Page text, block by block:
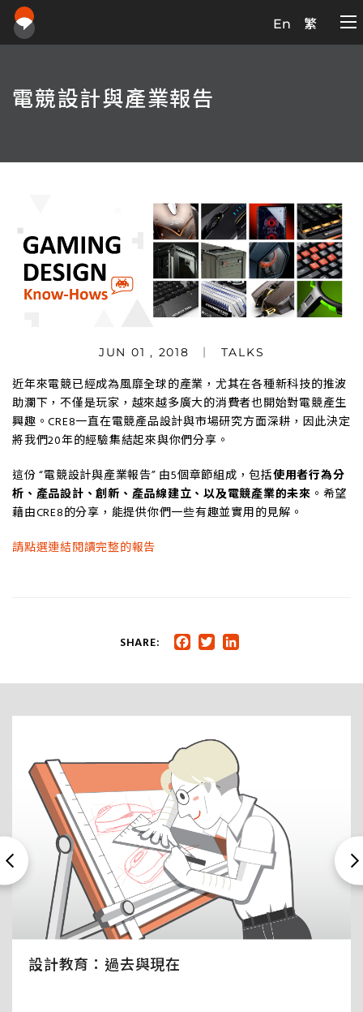
En 繁
電競設計與產業報告
JUN 01 , 2018 TALKS
近年來電競已經成為風靡全球的產業，尤其在各種新科技的推波
助瀾下，不僅是玩家，越來越多廣大的消費者也開始對電競產生
興趣。CRE8一直在電競產品設計與市場研究方面深耕，因此決定
將我們20年的經驗集結起來與你們分享。
這份 “電競設計與產業報告” 由5個章節組成，包括使用者行為分
析、產品設計、創新、產品線建立、以及電競產業的未來 。希望
藉由CRE8的分享，能提供你們一些有趣並實用的見解。
請點選連結閱讀完整的報告
SHARE: Facebook
Twitter
設計教育：過去與現在